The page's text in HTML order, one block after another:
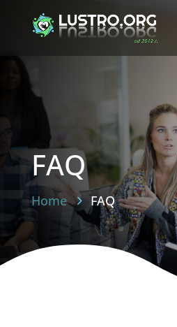
FAQ
Home FAQ